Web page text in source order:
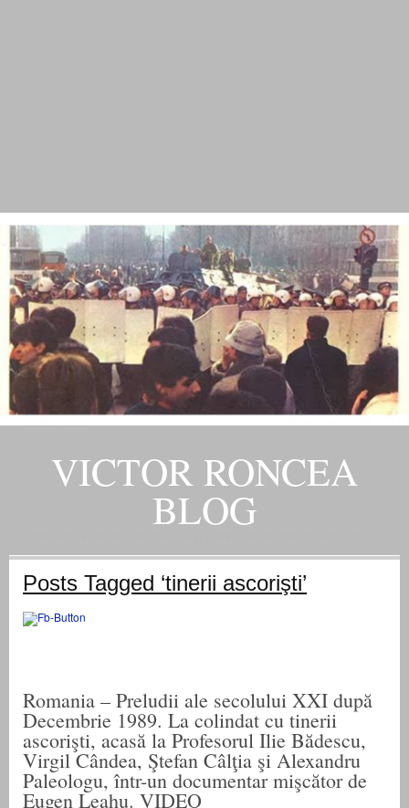
VICTOR RONCEA
BLOG
Posts Tagged ‘tinerii ascorişti’
Romania – Preludii ale secolului XXI după
Decembrie 1989. La colindat cu tinerii
ascorişti, acasă la Profesorul Ilie Bădescu,
Virgil Cândea, Ştefan Câlţia şi Alexandru
Paleologu, într-un documentar mişcător de
Eugen Leahu. VIDEO